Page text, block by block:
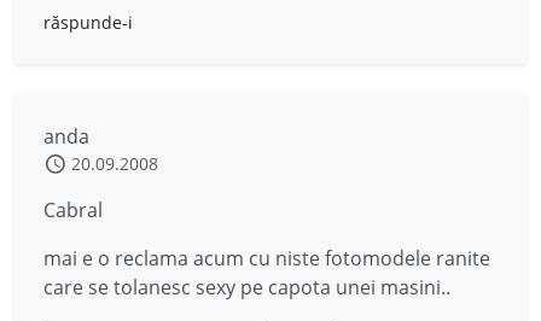
răspunde-i
anda
20.09.2008
Cabral
mai e o reclama acum cu niste fotomodele ranite
care se tolanesc sexy pe capota unei masini..